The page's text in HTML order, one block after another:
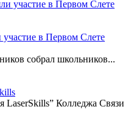
в Первом Слете
собрал школьников...
LaserSkills” Колледжа Связи